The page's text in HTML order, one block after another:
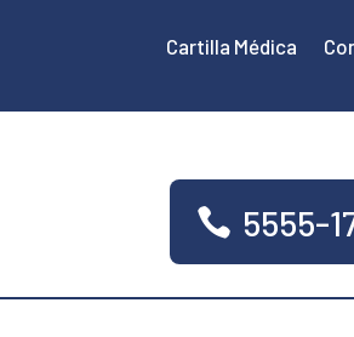
Cartilla Médica
5555-